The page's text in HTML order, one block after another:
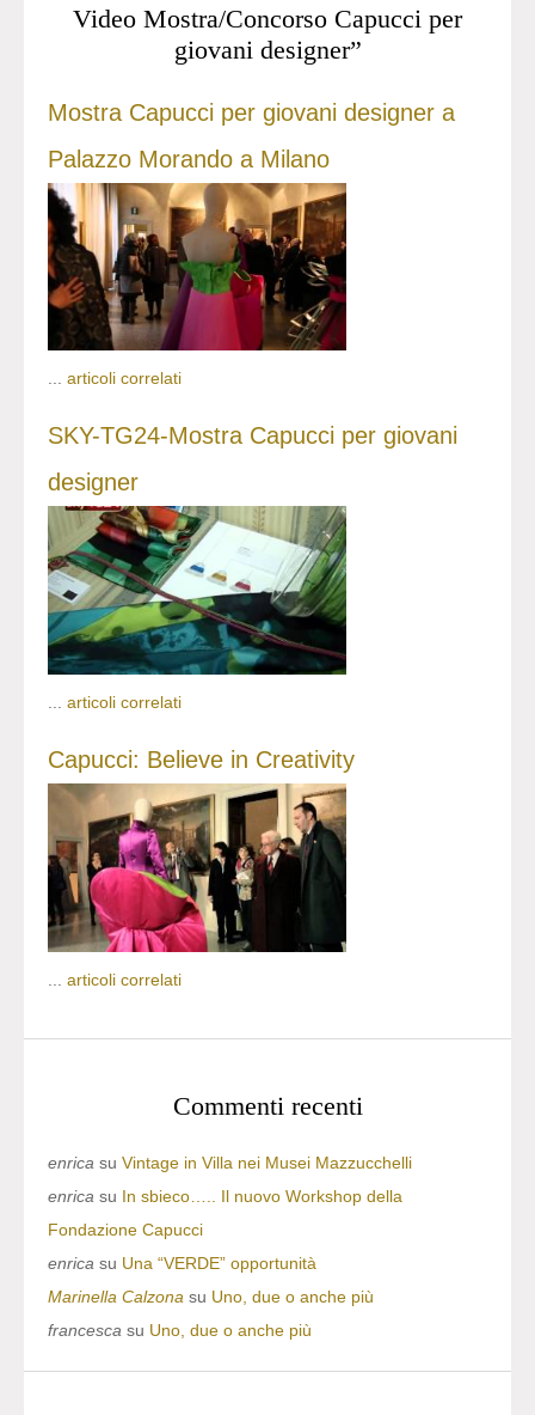
Video Mostra/Concorso Capucci per
giovani designer”
Mostra Capucci per giovani designer a
Palazzo Morando a Milano
... articoli correlati
SKY-TG24-Mostra Capucci per giovani
designer
articoli correlati
Capucci: Believe in Creativity
articoli correlati
Commenti recenti
enrica su Vintage in Villa nei Musei Mazzucchelli
enrica su In sbieco….. Il nuovo Workshop della
Fondazione Capucci
enrica su Una “VERDE” opportunità
Marinella Calzona su Uno, due o anche più
francesca su Uno, due o anche più